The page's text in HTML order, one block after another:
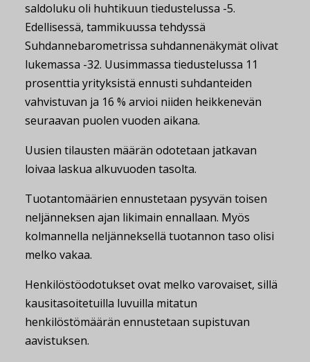
saldoluku oli huhtikuun tiedustelussa -5.
Edellisessä, tammikuussa tehdyssä
Suhdannebarometrissa suhdannenäkymät olivat
lukemassa -32. Uusimmassa tiedustelussa 11
prosenttia yrityksistä ennusti suhdanteiden
vahvistuvan ja 16 % arvioi niiden heikkenevän
seuraavan puolen vuoden aikana.
Uusien tilausten määrän odotetaan jatkavan
loivaa laskua alkuvuoden tasolta.
Tuotantomäärien ennustetaan pysyvän toisen
neljänneksen ajan likimain ennallaan. Myös
kolmannella neljänneksellä tuotannon taso olisi
melko vakaa.
Henkilöstöodotukset ovat melko varovaiset, sillä
kausitasoitetuilla luvuilla mitatun
henkilöstömäärän ennustetaan supistuvan
aavistuksen.